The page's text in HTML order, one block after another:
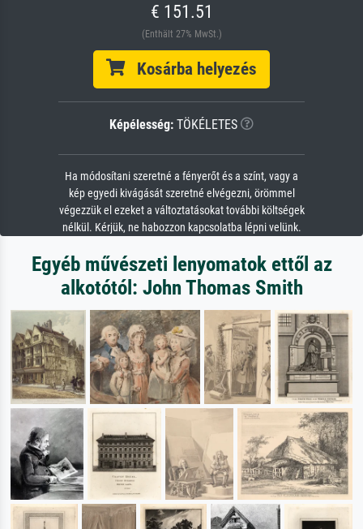
€ 151.51
(Enthält 27% MwSt.)
Kosárba helyezés
Képélesség: TÖKÉLETES
Ha módosítani szeretné a fényerőt és a színt, vagy a
kép egyedi kivágását szeretné elvégezni, örömmel
végezzük el ezeket a változtatásokat további költségek
nélkül. Kérjük, ne habozzon kapcsolatba lépni velünk.
Egyéb művészeti lenyomatok ettől az
alkotótól: John Thomas Smith